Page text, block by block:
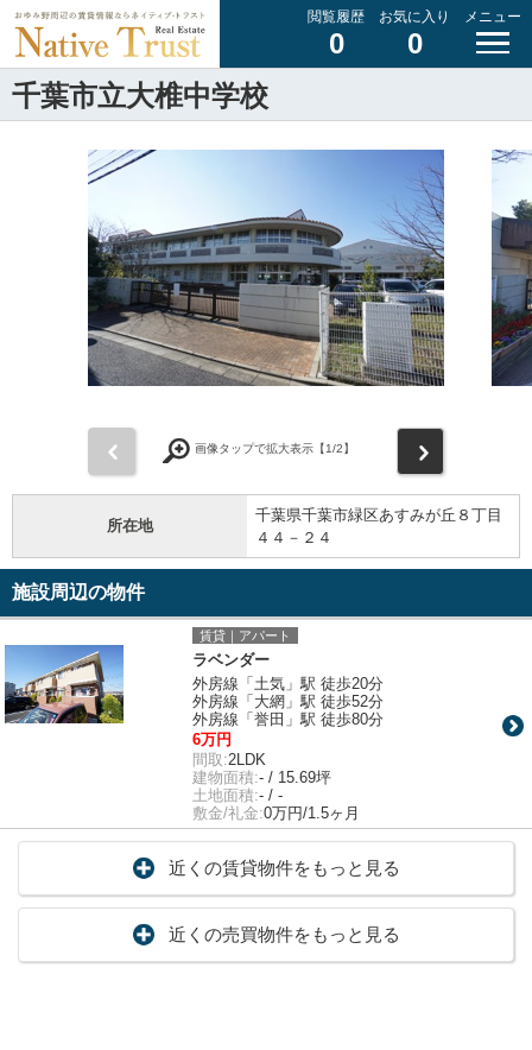
閲覧履歴
0
お気に入り
0
メニュー
千葉市立大椎中学校
画像タップで拡大表示【1/2】
所在地
千葉県千葉市緑区あすみが丘８丁目
４４－２４
施設周辺の物件
賃貸｜アパート
ラベンダー
外房線「土気」駅 徒歩20分
外房線「大網」駅 徒歩52分
外房線「誉田」駅 徒歩80分
6万円
間取:2LDK
建物面積:- / 15.69坪
土地面積:- / -
敷金/礼金:0万円/1.5ヶ月
近くの賃貸物件をもっと見る
近くの売買物件をもっと見る